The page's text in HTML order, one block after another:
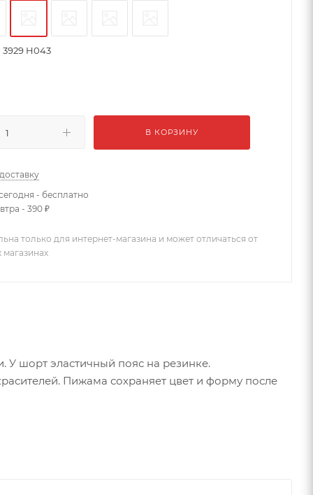
H043
В КОРЗИНУ
- бесплатно
- 390 ₽
только для интернет-магазина и может отличаться от
У шорт эластичный пояс на резинке.
Пижама сохраняет цвет и форму после